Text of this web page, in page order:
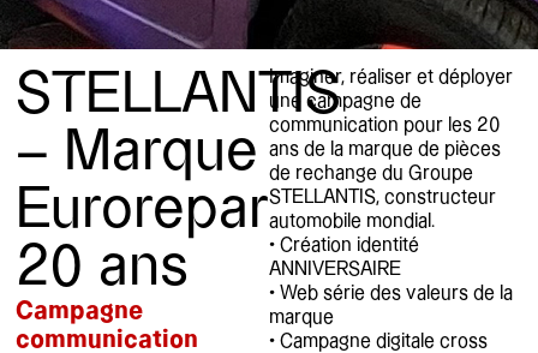
STELLANTIS
– Marque
Eurorepar
20 ans
Campagne
communication
Imaginer, réaliser et déployer
une campagne de
communication pour les 20
ans de la marque de pièces
de rechange du Groupe
STELLANTIS, constructeur
automobile mondial.
• Création identité
ANNIVERSAIRE
• Web série des valeurs de la
marque
• Campagne digitale cross